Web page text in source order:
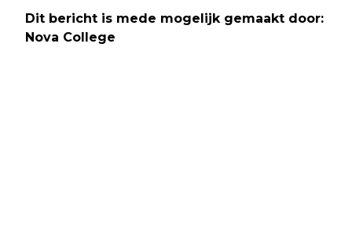
Dit bericht is mede mogelijk gemaakt door:
Nova College